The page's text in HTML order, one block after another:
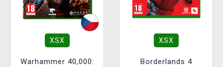
XSX
Warhammer 40,000:
XSX
Borderlands 4